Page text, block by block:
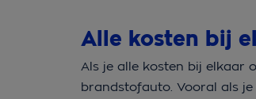
Alle kosten bij
Als je alle kosten bij elkaar
brandstofauto. Vooral als